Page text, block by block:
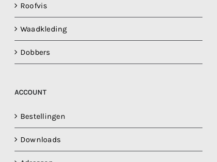
Roofvis
Waadkleding
Dobbers
ACCOUNT
Bestellingen
Downloads